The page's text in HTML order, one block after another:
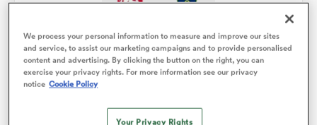
Détails du match
We process your personal information to measure and improve our sites
and service, to assist our marketing campaigns and to provide personalised
content and advertising. By clicking the button on the right, you can
exercise your privacy rights. For more information see our privacy
notice Cookie Policy
Your Privacy Rights